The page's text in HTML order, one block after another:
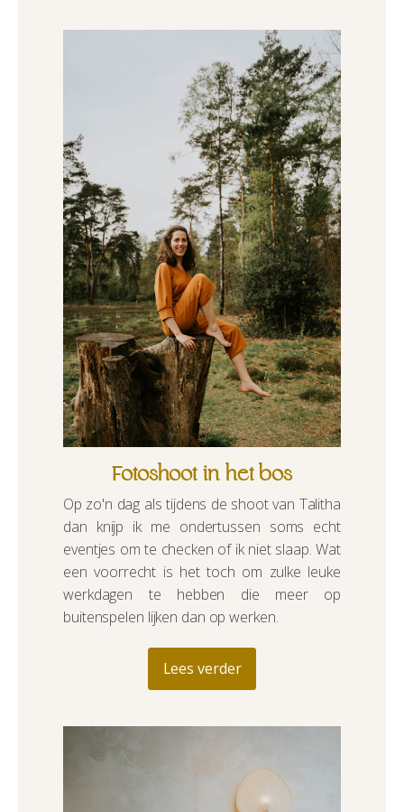
Fotoshoot in het bos
Op zo'n dag als tijdens de shoot van Talitha
dan knijp ik me ondertussen soms echt
eventjes om te checken of ik niet slaap. Wat
een voorrecht is het toch om zulke leuke
werkdagen te hebben die meer op
buitenspelen lijken dan op werken.
Lees verder